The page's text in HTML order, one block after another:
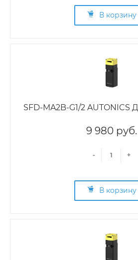
В корзину
SFD-MA2B-G1/2 AUTONICS
9 980 руб.
- +
В корзину